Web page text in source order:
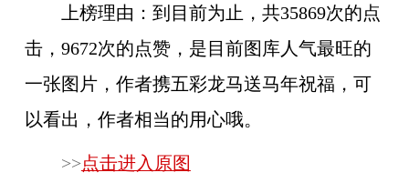
上榜理由： 到目前为止，共35869次的点
击，9672次的点赞，是目前图库人气最旺的
一张图片，作者携五彩龙马送马年祝福，可
以看出，作者相当的用心哦。
>>点击进入原图